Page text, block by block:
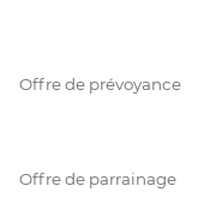
Offre de prévoyance
Offre de parrainage